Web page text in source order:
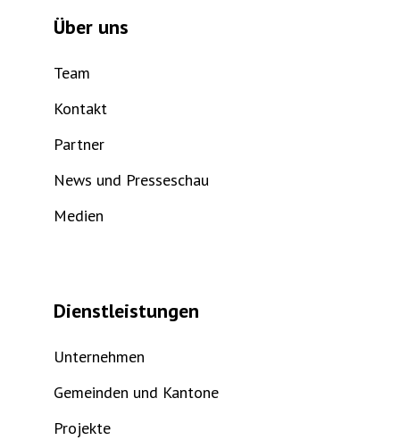
Über uns
Team
Kontakt
Partner
News und Presseschau
Medien
Dienstleistungen
Unternehmen
Gemeinden und Kantone
Projekte